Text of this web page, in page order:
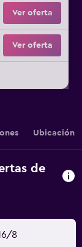
Ver oferta
Ver oferta
Ubicación
de
8